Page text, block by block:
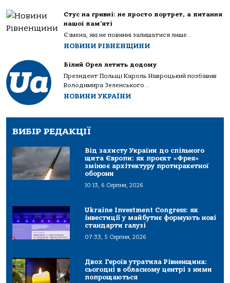
Стус на гривні: не просто портрет, а питання
нашої пам’яті
Є імена, які не повинні залишатися лише...
НОВИНИ РІВНЕНЩИНИ
Білий Орел летить додому
Президент Польщі Кароль Навроцький позбавив
Володимира Зеленського...
НОВИНИ УКРАЇНИ
ВИБІР РЕДАКЦІЇ
Від захисту України до спільного
щита Європи: як проєкт «Фрея»
змінює архітектуру протиракетної
оборони
10:13, 6 Серпня, 2026
Ukraine Investment Congress: як
інвестиції у майбутнє формують нові
стандарти галузі
07:33, 5 Серпня, 2026
Двох Героїв утратила Рівненщина:
сьогодні в обласному центрі з ними
попрощаються